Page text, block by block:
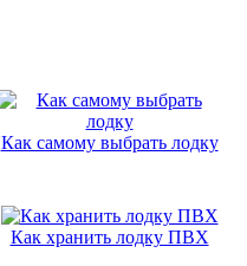
Как самому выбрать лодку
Как хранить лодку ПВХ